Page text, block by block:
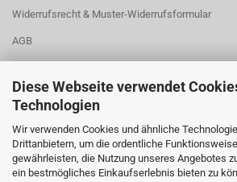
Diese Webseite verwendet
Technologien
Wir verwenden Cookies und ähnliche
Drittanbietern, um die ordentliche
gewährleisten, die Nutzung unseres Angebotes
ein bestmögliches Einkaufserlebnis bieten zu
Widerrufsrecht & Muster-Widerrufsformular
AGB
Cookie Einstellungen